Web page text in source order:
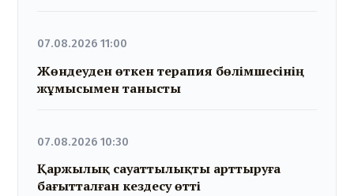
07.08.2026 11:00
Жөндеуден өткен терапия бөлімшесінің
жұмысымен танысты
07.08.2026 10:30
Қаржылық сауаттылықты арттыруға
бағытталған кездесу өтті